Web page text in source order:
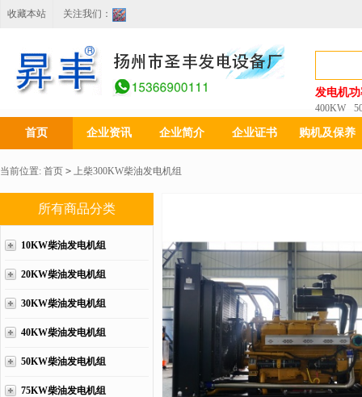
收藏本站 关注我们：
发电机
400KW
首页 企业资讯 企业简介 企业证书 购机及保养
当前位置: 首页 > 上柴300KW柴油发电机组
所有商品分类
10KW柴油发电机组
20KW柴油发电机组
30KW柴油发电机组
40KW柴油发电机组
50KW柴油发电机组
75KW柴油发电机组